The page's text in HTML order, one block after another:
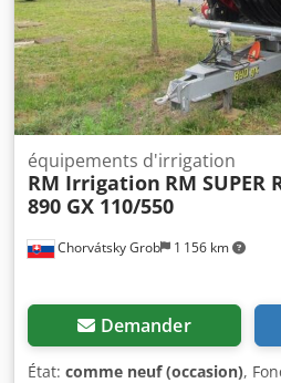
Chorvátsky Grob 1 156 km
équipements d'irrigation
RM Irrigation RM SUPER
890 GX 110/550
Demander
État: comme neuf (occasion),